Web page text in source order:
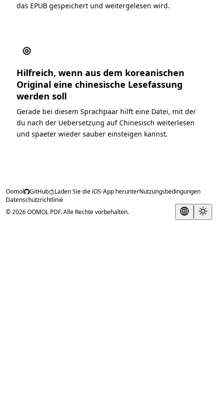
das EPUB gespeichert und weitergelesen wird.
◎
Hilfreich, wenn aus dem koreanischen
Original eine chinesische Lesefassung
werden soll
Gerade bei diesem Sprachpaar hilft eine Datei, mit der
du nach der Uebersetzung auf Chinesisch weiterlesen
und spaeter wieder sauber einsteigen kannst.
Oomol GitHub Laden Sie die iOS-App herunterNutzungsbedingungen
Datenschutzrichtlinie
© 2026 OOMOL PDF. Alle Rechte vorbehalten.